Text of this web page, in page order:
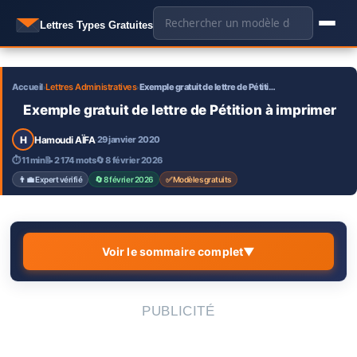
Lettres Types Gratuites 🔍
contenu
Accueil›Lettres Administratives›Exemple gratuit de lettre de Pétiti…
Exemple gratuit de lettre de Pétition à imprimer
H Hamoudi AÏFA·29 janvier 2020
⏱ 11 min📝 2 174 mots🔄 8 février 2026
👨‍💼 Expert vérifié 🔄 8 février 2026 ✅ Modèles gratuits
Voir le sommaire complet▼
PUBLICITÉ